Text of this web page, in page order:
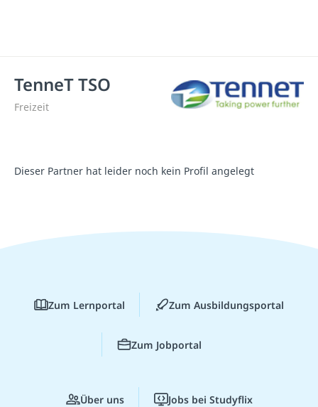
TenneT TSO
Freizeit
Dieser Partner hat leider noch kein Profil angelegt
Zum Lernportal Zum Ausbildungsportal
Zum Jobportal
Über uns Jobs bei Studyflix